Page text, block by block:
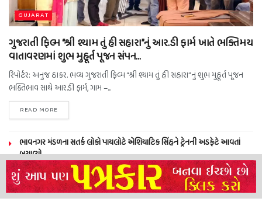
GUJARAT
ગુજરાતી ફિલ્મ “શ્રી શ્યામ તું હી સહારા”નું આર.ડી ફાર્મ ખાતે ભક્તિમય
વાતાવરણમાં શુભ મુહૂર્ત પૂજન સંપન…
રિપોર્ટર: અનુજ ઠાકર. ભવ્ય ગુજરાતી ફિલ્મ “શ્રી શ્યામ તું હી સહારા”નું શુભ મુહૂર્ત પૂજન
ભક્તિભાવ સાથે આર.ડી ફાર્મ, ગામ –...
READ MORE
ભાવનગર મંડળના સતર્ક લોકો પાયલોટે એશિયાટિક સિંહને ટ્રેનની અડફેટે આવતાં
બચાવ્યો
NEERAJ TIWARI’S ACTION FRANCHISE ROLLS WITH TIGER SHROFF,
REMO D’SOUZA AND A POWER-PACKED ENSEMBLE
ધારી પત્રકાર સંઘ – અમરેલી બ્રોડગેજ કમેટી દ્વારા જીલ્લા કલેકટર ને આવેદનપત્ર